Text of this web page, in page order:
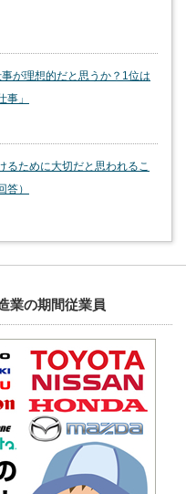
が理想的だと思うか？1位は
事」
るために大切だと思われるこ
答）
業の期間従業員